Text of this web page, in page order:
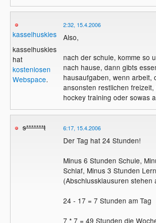
kasselhuskies
kasselhuskies
hat
kostenlosen
Webspace.
2:32, 15.4.2006
Also,
nach der schule, komme so
nach hause, dann gibts
hausaufgaben, wenn arbeit,
ansonsten restlichen
hockey training oder sowas
s*******t 6:17, 15.4.2006
Der Tag hat 24 Stunden!
Minus 6 Stunden Schule,
Schlaf, Minus 3 Stunden
(Abschlussklausuren stehen
24 - 17 = 7 Stunden am Tag
7 * 7 = 49 Stunden die